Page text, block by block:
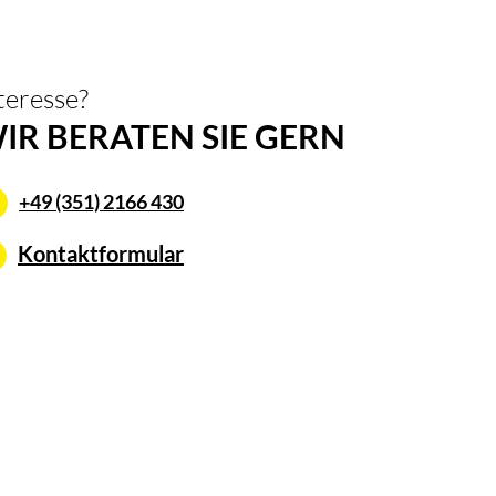
BERATEN SIE GERN
+49 (351) 2166 430
Kontaktformular